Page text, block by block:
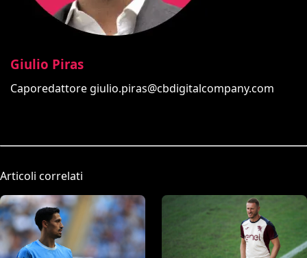
Giulio Piras
Caporedattoregiulio.piras@cbdigitalcompany.com
Articoli correlati